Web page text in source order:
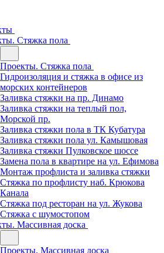
Стяжка пола
Проекты. Стяжка пола
Гидроизоляция и стяжка в офисе из
морских контейнеров
Заливка стяжки на пр. Динамо
Заливка стяжки на теплый пол,
Морской пр.
Заливка стяжки пола в ТК Кубатура
Заливка стяжки пола ул. Камышовая
Заливка стяжки Пулковское шоссе
Замена пола в квартире на ул. Ефимова
Монтаж профлиста и заливка стяжки
Стяжка по профлисту наб. Крюкова
Канала
Стяжка под ресторан на ул. Жукова
Стяжка с шумостопом
Массивная доска
Проекты. Массивная доска